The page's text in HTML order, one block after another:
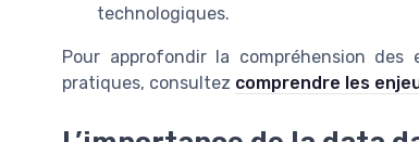
technologiques.
Pour approfondir la compréhension
pratiques, consultez comprendre les